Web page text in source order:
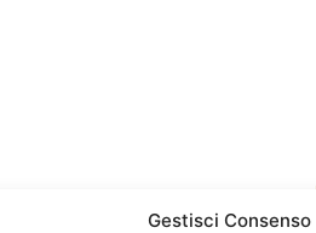
Gestisci Consenso